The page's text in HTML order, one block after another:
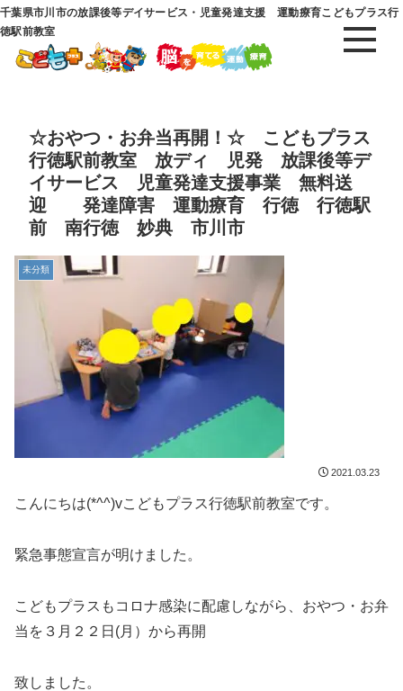
千葉県市川市の放課後等デイサービス・児童発達支援 運動療育こどもプラス行
徳駅前教室
☆おやつ・お弁当再開！☆ こどもプラス
行徳駅前教室 放ディ 児発 放課後等デ
イサービス 児童発達支援事業 無料送
迎 発達障害 運動療育 行徳 行徳駅
前 南行徳 妙典 市川市
未分類
2021.03.23
こんにちは(*^^)vこどもプラス行徳駅前教室です。
緊急事態宣言が明けました。
こどもプラスもコロナ感染に配慮しながら、おやつ・お弁
当を３月２２日(月）から再開
致しました。